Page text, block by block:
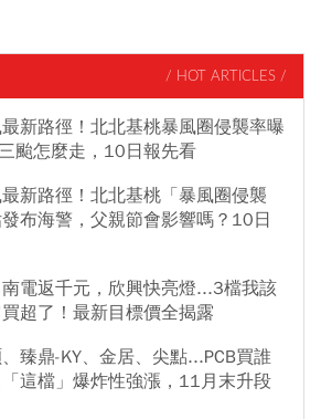
/ HOT ARTICLES /
新路徑！北北基桃暴風圈侵襲率曝
颱怎麼走，10日報先看
新路徑！北北基桃「暴風圈侵襲
布海警，父親節會影響嗎？10日
電返千元，欣興快亮燈...3檔我該
超了！最新目標價全揭露
臻鼎-KY、金居、尖點...PCB買誰
這檔」爆炸性強漲，11月末升段